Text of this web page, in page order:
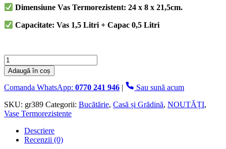
Dimensiune Vas Termorezistent: 24 x 8 x 21,5cm.
Capacitate: Vas 1,5 Litri + Capac 0,5 Litri
Cantitate
Vas
Rotund,
cu
din
sticla
Adaugă în coș
Comanda WhatsApp: 0770 241 946 |
Sau sună acum
SKU: gr389 Categorii: Bucătărie, Casă și Grădină, NOUTĂȚI,
Vase Termorezistente
Descriere
Recenzii (0)